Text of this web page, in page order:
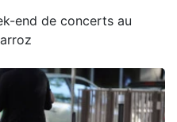
end de concerts au